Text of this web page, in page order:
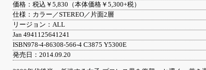
価格：税込￥5,830（本体価格￥5,300+税）
仕様：カラー／STEREO／片面2層
リージョン：ALL
Jan 4941125641241
ISBN978-4-86308-566-4 C3875 Y5300E
発売日：2014.09.20